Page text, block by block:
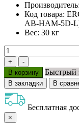
Производитель:
Код товара:
AB-HAM-5D-
Вес: 30 кг
В корзину Быстрый
В закладки В
Бесплатная
×